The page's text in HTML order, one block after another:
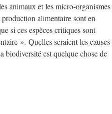
animaux et les micro-organismes
alimentaire sont en
si ces espèces critiques sont
». Quelles seraient les causes
biodiversité est quelque chose de